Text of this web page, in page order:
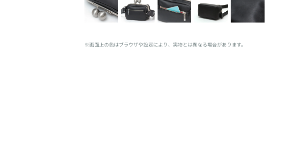
※画面上の色はブラウザや設定により、実物とは異なる場合があります。